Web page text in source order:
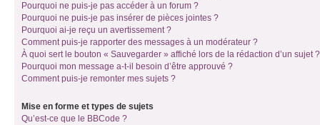
Pourquoi ne puis-je pas accéder à un forum ?
Pourquoi ne puis-je pas insérer de pièces jointes ?
Pourquoi ai-je reçu un avertissement ?
Comment puis-je rapporter des messages à un modérateur ?
À quoi sert le bouton « Sauvegarder » affiché lors de la rédaction d’un sujet ?
Pourquoi mon message a-t-il besoin d’être approuvé ?
Comment puis-je remonter mes sujets ?
Mise en forme et types de sujets
Qu’est-ce que le BBCode ?